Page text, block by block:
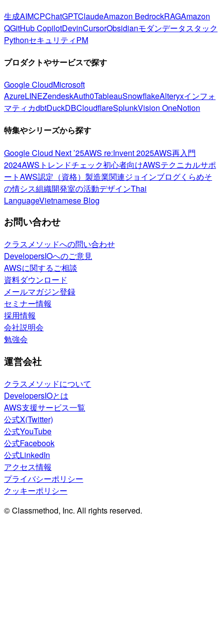
生成AIMCPChatGPTClaudeAmazon BedrockRAGAmazon
QGitHub CopilotDevinCursorObsidianモダンデータスタック
PythonセキュリティPM
プロダクトやサービスで探す
Google CloudMicrosoft
AzureLINEZendeskAuth0TableauSnowflakeAlteryxインフォ
マティカdbtDuckDBCloudflareSplunkVision OneNotion
特集やシリーズから探す
Google Cloud Next ’25AWS re:Invent 2025AWS再入門
2024AWSトレンドチェック初心者向けAWSテクニカルサポ
ートAWS認定（資格） 製造業関連ジョインブログくらめそ
の情シス組織開発室の活動デザインThai
LanguageVietnamese Blog
お問い合わせ
クラスメソッドへの問い合わせ
DevelopersIOへのご意見
AWSに関するご相談
資料ダウンロード
メールマガジン登録
セミナー情報
採用情報
会社説明会
勉強会
運営会社
クラスメソッドについて
DevelopersIOとは
AWS支援サービス一覧
公式X(Twitter)
公式YouTube
公式Facebook
公式LinkedIn
アクセス情報
プライバシーポリシー
クッキーポリシー
© Classmethod, Inc. All rights reserved.